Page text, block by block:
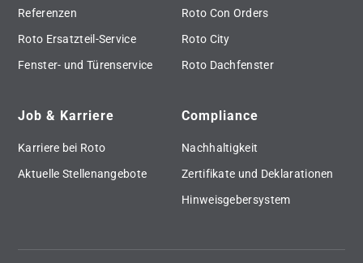
Referenzen
Roto Ersatzteil-Service
Fenster- und Türenservice
Roto Con Orders
Roto City
Roto Dachfenster
Job & Karriere
Karriere bei Roto
Aktuelle Stellenangebote
Compliance
Nachhaltigkeit
Zertifikate und Deklarationen
Hinweisgebersystem